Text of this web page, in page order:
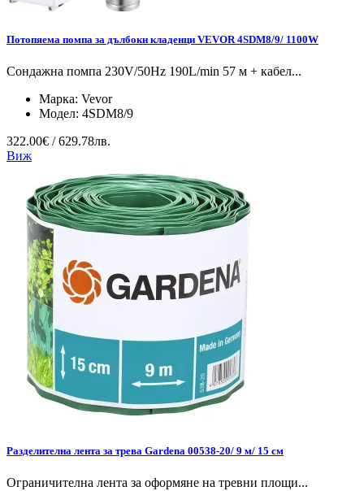
Потопяема помпа за дълбоки кладенци VEVOR 4SDM8/9/ 1100W
Сондажна помпа 230V/50Hz 190L/min 57 м + кабел...
Марка: Vevor
Модел: 4SDM8/9
322.00€ / 629.78лв.
Виж
Разделителна лента за трева Gardena 00538-20/ 9 м/ 15 см
Ограничителна лента за оформяне на тревни площи...